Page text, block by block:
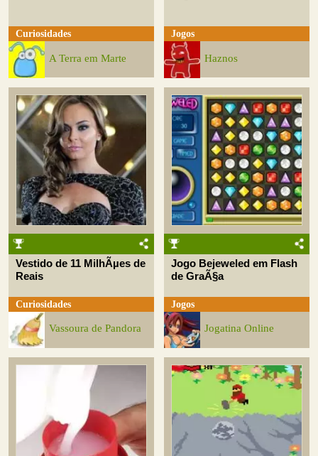
Curiosidades
A Terra em Marte
Jogos
Haznos
Vestido de 11 MilhÃµes de
Reais
Curiosidades
Vassoura de Pandora
Jogo Bejeweled em Flash
de GraÃ§a
Jogos
Jogatina Online